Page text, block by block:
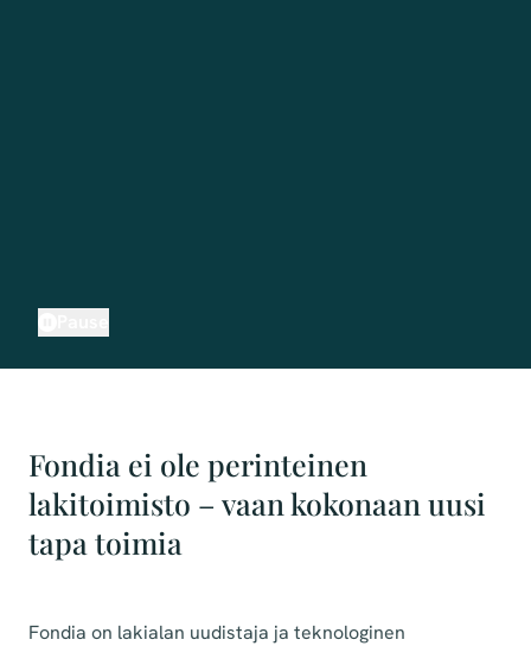
Fondia ei ole perinteinen
lakitoimisto – vaan kokonaan uusi
tapa toimia
Fondia on lakialan uudistaja ja teknologinen